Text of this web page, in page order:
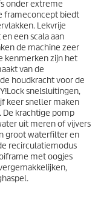
onder extreme
frameconcept biedt
Lekvrije
een scala aan
de machine zeer
kenmerken zijn het
van de
houdkracht voor de
snelsluitingen,
keer sneller maken
krachtige pomp
uit meren of vijvers
groot waterfilter en
recirculatiemodus
met oogjes